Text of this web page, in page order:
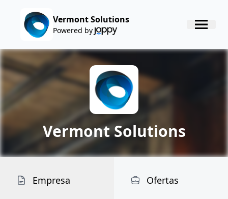
Vermont Solutions
Powered by
Vermont Solutions
Empresa Ofertas